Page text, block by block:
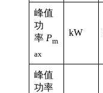
峰值
功
率 Pm
ax
kW
峰值
功率